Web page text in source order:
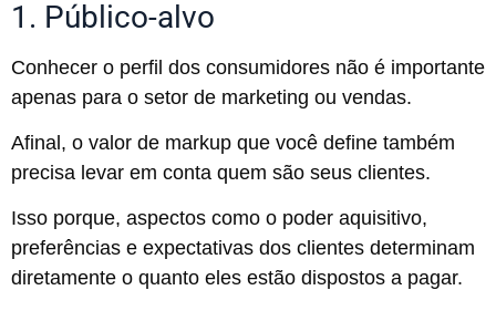
1. Público-alvo
Conhecer o perfil dos consumidores não é importante
apenas para o setor de marketing ou vendas.
Afinal, o valor de markup que você define também
precisa levar em conta quem são seus clientes.
Isso porque, aspectos como o poder aquisitivo,
preferências e expectativas dos clientes determinam
diretamente o quanto eles estão dispostos a pagar.